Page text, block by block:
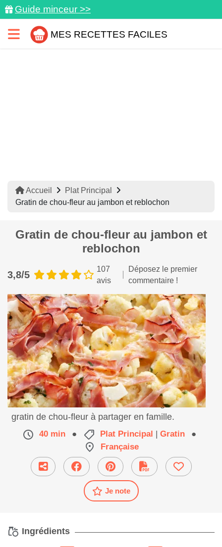
Guide minceur >>
MES RECETTES FACILES
Accueil
Plat Principal
Gratin de chou-fleur au jambon et reblochon
Gratin de chou-fleur au jambon et
reblochon
3,8/5
107
avis
Déposez le premier
commentaire !
Découvrez cette délicieuse recette originale de
gratin de chou-fleur à partager en famille.
40 min ● Plat Principal | Gratin
●
Française
Je note
Ingrédients